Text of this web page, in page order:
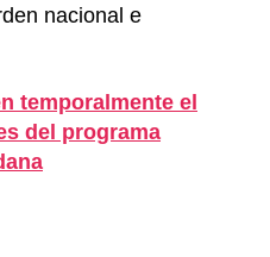
nacional e
temporalmente el
del programa